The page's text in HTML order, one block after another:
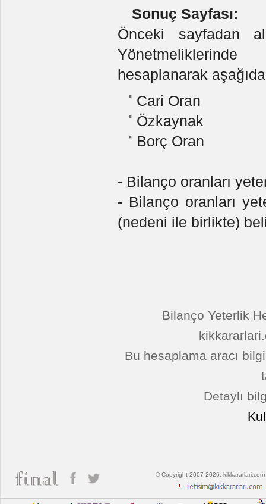
Sonuç Sayfası:
Önceki sayfadan
hesaplanarak
Cari Oran
Özkaynak
Borç Oran
- Bilanço oranları
- Bilanço oranları
(nedeni ile birlikte)
Bilanço Yeterlik
Bu hesaplama aracı
Detaylı
© Copyright 2007-2026,